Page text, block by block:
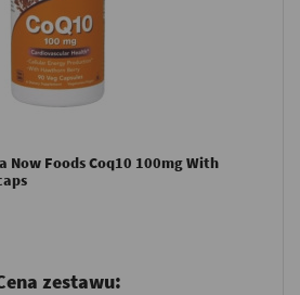
Now Foods Coq10 100mg With
zestawu: